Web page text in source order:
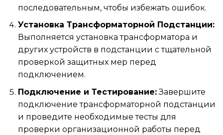
последовательным, чтобы избежать ошибок.
Установка Трансформаторной Подстанции:
Выполняется установка трансформатора и
других устройств в подстанции с тщательной
проверкой защитных мер перед
подключением.
Подключение и Тестирование:Завершите
подключение трансформаторной подстанции
и проведите необходимые тесты для
проверки организационной работы перед